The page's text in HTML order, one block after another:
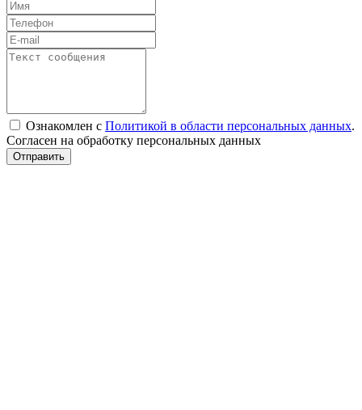
Ознакомлен с Политикой в области персональных данных.
Согласен на обработку персональных данных
Отправить